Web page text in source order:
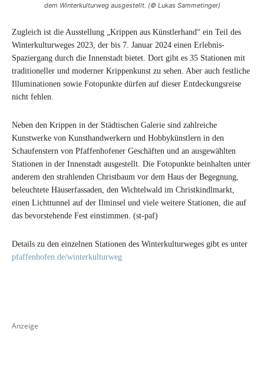
dem Winterkulturweg ausgestellt. (© Lukas Sammetinger)
Zugleich ist die Ausstellung „Krippen aus Künstlerhand“ ein Teil des
Winterkulturweges 2023, der bis 7. Januar 2024 einen Erlebnis-
Spaziergang durch die Innenstadt bietet. Dort gibt es 35 Stationen mit
traditioneller und moderner Krippenkunst zu sehen. Aber auch festliche
Illuminationen sowie Fotopunkte dürfen auf dieser Entdeckungsreise
nicht fehlen.
Neben den Krippen in der Städtischen Galerie sind zahlreiche
Kunstwerke von Kunsthandwerkern und Hobbykünstlern in den
Schaufenstern von Pfaffenhofener Geschäften und an ausgewählten
Stationen in der Innenstadt ausgestellt. Die Fotopunkte beinhalten unter
anderem den strahlenden Christbaum vor dem Haus der Begegnung,
beleuchtete Häuserfassaden, den Wichtelwald im Christkindlmarkt,
einen Lichttunnel auf der Ilminsel und viele weitere Stationen, die auf
das bevorstehende Fest einstimmen. (st-paf)
Details zu den einzelnen Stationen des Winterkulturweges gibt es unter
pfaffenhofen.de/winterkulturweg
Anzeige